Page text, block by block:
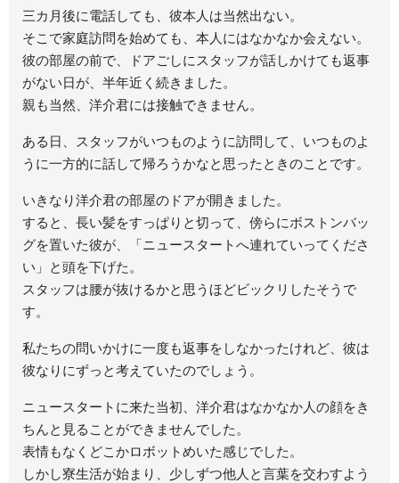
三カ月後に電話しても、彼本人は当然出ない。
そこで家庭訪問を始めても、本人にはなかなか会えない。
彼の部屋の前で、ドアごしにスタッフが話しかけても返事
がない日が、半年近く続きました。
親も当然、洋介君には接触できません。
ある日、スタッフがいつものように訪問して、いつものよ
うに一方的に話して帰ろうかなと思ったときのことです。
いきなり洋介君の部屋のドアが開きました。
すると、長い髪をすっぱりと切って、傍らにボストンバッ
グを置いた彼が、「ニュースタートへ連れていってくださ
い」と頭を下げた。
スタッフは腰が抜けるかと思うほどビックリしたそうで
す。
私たちの問いかけに一度も返事をしなかったけれど、彼は
彼なりにずっと考えていたのでしょう。
ニュースタートに来た当初、洋介君はなかなか人の顔をき
ちんと見ることができませんでした。
表情もなくどこかロボットめいた感じでした。
しかし寮生活が始まり、少しずつ他人と言葉を交わすよう